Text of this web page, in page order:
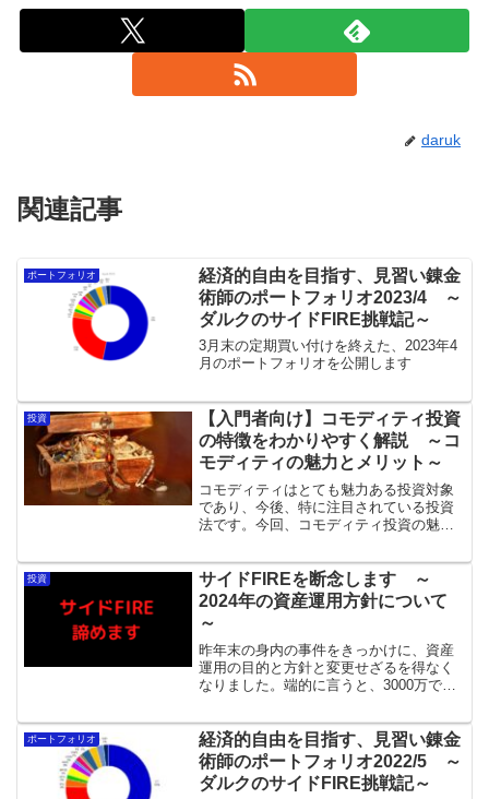
daruk
関連記事
ポートフォリオ
経済的自由を目指す、見習い錬金
術師のポートフォリオ2023/4 ～
ダルクのサイドFIRE挑戦記～
3月末の定期買い付けを終えた、2023年4
月のポートフォリオを公開します
投資
【入門者向け】コモディティ投資
の特徴をわかりやすく解説 ～コ
モディティの魅力とメリット～
コモディティはとても魅力ある投資対象
であり、今後、特に注目されている投資
法です。今回、コモディティ投資の魅力
す
投資
サイドFIREを断念します ～
2024年の資産運用方針について
～
昨年末の身内の事件をきっかけに、資産
運用の目的と方針と変更せざるを得なく
なりました。端的に言うと、3000万でサ
ポートフォリオ
経済的自由を目指す、見習い錬金
術師のポートフォリオ2022/5 ～
ダルクのサイドFIRE挑戦記～